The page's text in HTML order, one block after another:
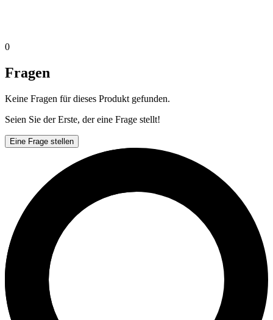
0
Fragen
Keine Fragen für dieses Produkt gefunden.
Seien Sie der Erste, der eine Frage stellt!
Eine Frage stellen